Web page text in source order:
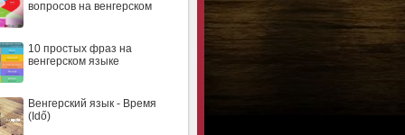
вопросов на венгерском
10 простых фраз на
венгерском языке
Венгерский язык - Время
(Idő)